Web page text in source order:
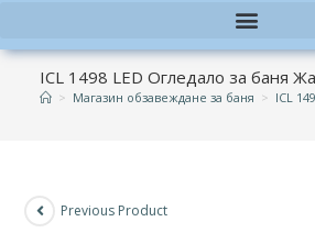
ICL 1498 LED Огледало за баня
> Магазин обзавеждане за баня > ICL
Previous Product